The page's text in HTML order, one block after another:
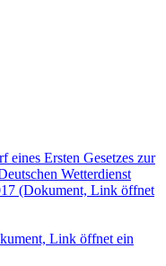
eines Ersten Gesetzes zur
Wetterdienst
(Dokument, Link öffnet
Link öffnet ein